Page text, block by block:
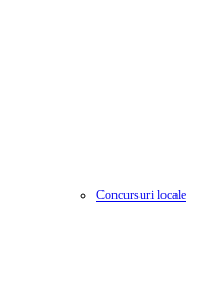
Concursuri locale